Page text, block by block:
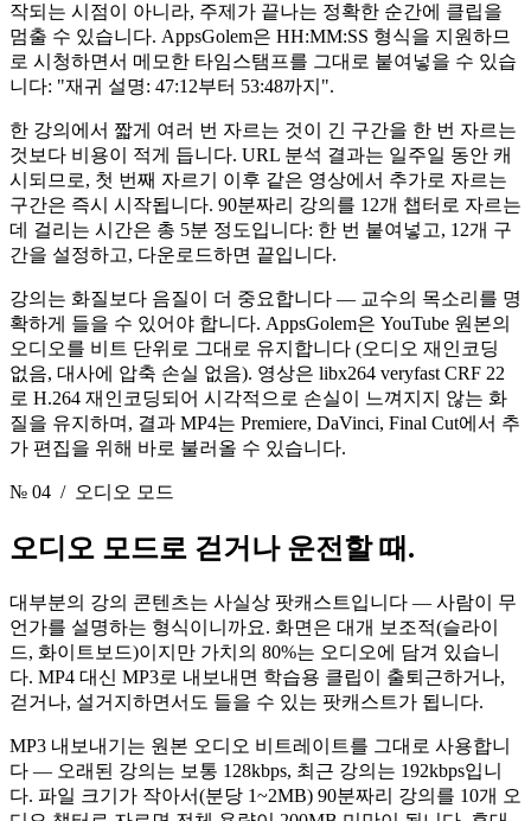
작되는 시점이 아니라, 주제가 끝나는 정확한 순간에 클립을
멈출 수 있습니다. AppsGolem은 HH:MM:SS 형식을 지원하므
로 시청하면서 메모한 타임스탬프를 그대로 붙여넣을 수 있습
니다: "재귀 설명: 47:12부터 53:48까지".
한 강의에서 짧게 여러 번 자르는 것이 긴 구간을 한 번 자르는
것보다 비용이 적게 듭니다. URL 분석 결과는 일주일 동안 캐
시되므로, 첫 번째 자르기 이후 같은 영상에서 추가로 자르는
구간은 즉시 시작됩니다. 90분짜리 강의를 12개 챕터로 자르는
데 걸리는 시간은 총 5분 정도입니다: 한 번 붙여넣고, 12개 구
간을 설정하고, 다운로드하면 끝입니다.
강의는 화질보다 음질이 더 중요합니다 — 교수의 목소리를 명
확하게 들을 수 있어야 합니다. AppsGolem은 YouTube 원본의
오디오를 비트 단위로 그대로 유지합니다 (오디오 재인코딩
없음, 대사에 압축 손실 없음). 영상은 libx264 veryfast CRF 22
로 H.264 재인코딩되어 시각적으로 손실이 느껴지지 않는 화
질을 유지하며, 결과 MP4는 Premiere, DaVinci, Final Cut에서 추
가 편집을 위해 바로 불러올 수 있습니다.
№ 04 / 오디오 모드
오디오 모드로 걷거나 운전할 때.
대부분의 강의 콘텐츠는 사실상 팟캐스트입니다 — 사람이 무
언가를 설명하는 형식이니까요. 화면은 대개 보조적(슬라이
드, 화이트보드)이지만 가치의 80%는 오디오에 담겨 있습니
다. MP4 대신 MP3로 내보내면 학습용 클립이 출퇴근하거나,
걷거나, 설거지하면서도 들을 수 있는 팟캐스트가 됩니다.
MP3 내보내기는 원본 오디오 비트레이트를 그대로 사용합니
다 — 오래된 강의는 보통 128kbps, 최근 강의는 192kbps입니
다. 파일 크기가 작아서(분당 1~2MB) 90분짜리 강의를 10개 오